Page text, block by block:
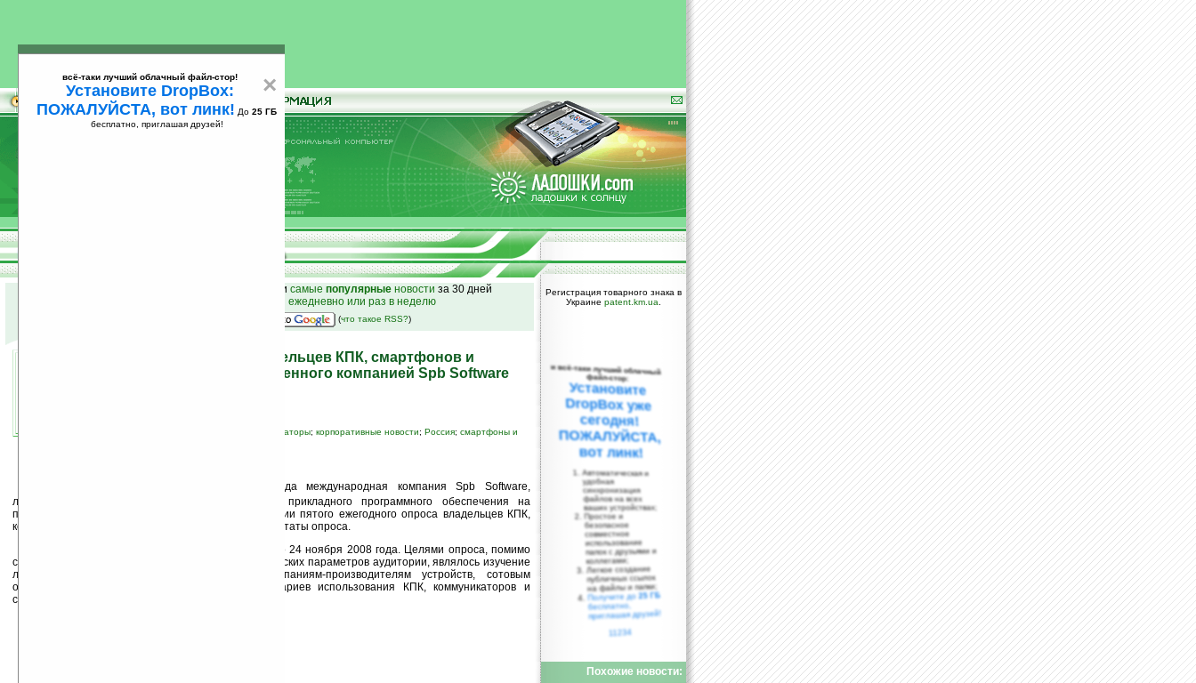
25
и самые популярные новости за 30 дней
на email ежедневно или раз в неделю
(что такое RSS?)
Результаты опроса владельцев КПК, смартфонов и
коммуникаторов, проведенного компанией Spb Software
коммуникаторы; корпоративные новости; Россия; смартфоны и
Санкт-Петербурге 12 декабря 2008 года международная компания Spb Software,
лидирующий в мире независимый разработчик прикладного программного обеспечения на
платформе Windows Mobile, объявила о завершении пятого ежегодного опроса владельцев КПК,
коммуникаторов и смартфонов и представила результаты опроса.
Опрос проводился на сайте компании с 10 по 24 ноября 2008 года. Целями опроса, помимо
стандартного определения социально-демографических параметров аудитории, являлось изучение
лояльности пользователей к брендам — компаниям-производителям устройств, сотовым
операторам, а также выявление основных сценариев использования КПК, коммуникаторов и
смартфонов.
Регистрация товарного знака в
Украине patent.km.ua
×
всё-таки лучший облачный файл-стор!
Установите DropBox:
ПОЖАЛУЙСТА, вот линк! До 25 ГБ
бесплатно, приглашая друзей!
и всё-таки лучший облачный
файл-стор:
Установите
DropBox уже
сегодня!
ПОЖАЛУЙСТА,
вот линк!
Автоматическая и
удобная
синхронизация
файлов на всех
ваших устройствах;
Простое и
безопасное
совместное
использование
папок с друзьями и
коллегами;
Легкое создание
публичных ссылок
на файлы и папки;
Получите до25 ГБ
бесплатно,
приглашая друзей!
11234
Похожие новости: